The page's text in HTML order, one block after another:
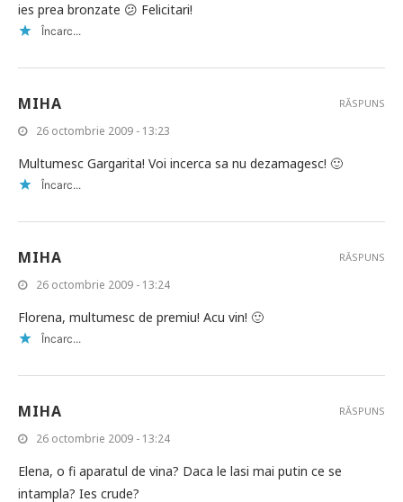
ies prea bronzate 😕 Felicitari!
Încarc...
MIHA
26 octombrie 2009 - 13:23
Multumesc Gargarita! Voi incerca sa nu dezamagesc! 🙂
Încarc...
RĂSPUNS
MIHA
26 octombrie 2009 - 13:24
Florena, multumesc de premiu! Acu vin! 🙂
Încarc...
RĂSPUNS
MIHA
26 octombrie 2009 - 13:24
Elena, o fi aparatul de vina? Daca le lasi mai putin ce se
intampla? Ies crude?
RĂSPUNS